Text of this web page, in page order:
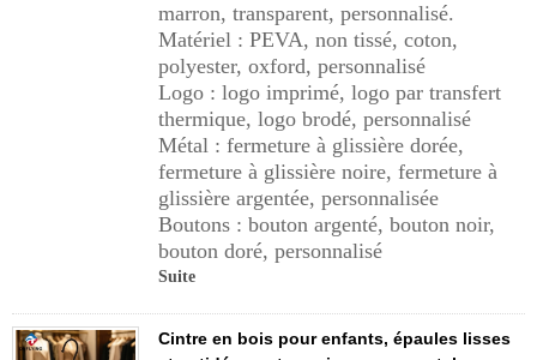
marron, transparent, personnalisé.
Matériel : PEVA, non tissé, coton,
polyester, oxford, personnalisé
Logo : logo imprimé, logo par transfert
thermique, logo brodé, personnalisé
Métal : fermeture à glissière dorée,
fermeture à glissière noire, fermeture à
glissière argentée, personnalisée
Boutons : bouton argenté, bouton noir,
bouton doré, personnalisé
Suite
Cintre en bois pour enfants, épaules lisses